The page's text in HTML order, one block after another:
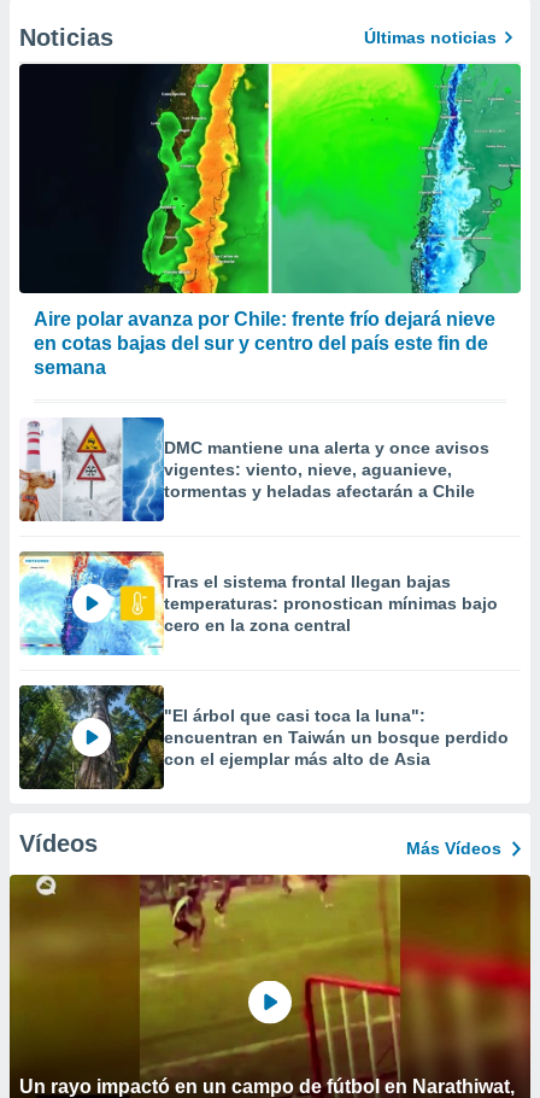
Noticias Últimas noticias
Aire polar avanza por Chile: frente frío dejará nieve
en cotas bajas del sur y centro del país este fin de
semana
DMC mantiene una alerta y once avisos
vigentes: viento, nieve, aguanieve,
tormentas y heladas afectarán a Chile
Tras el sistema frontal llegan bajas
temperaturas: pronostican mínimas bajo
cero en la zona central
"El árbol que casi toca la luna":
encuentran en Taiwán un bosque perdido
con el ejemplar más alto de Asia
Vídeos Más Vídeos
Un rayo impactó en un campo de fútbol en Narathiwat,